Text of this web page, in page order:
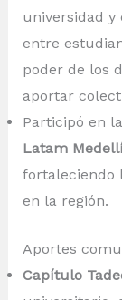
universidad y
entre
poder de los
aportar
Participó en
Latam
fortaleciendo
en la región.
Aportes
Capítulo